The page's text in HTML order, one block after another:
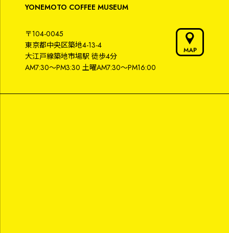
YONEMOTO COFFEE MUSEUM
〒104-0045
東京都中央区築地4-13-4
大江戸線築地市場駅 徒歩4分
AM7:30～PM3:30 土曜AM7:30〜PM16:00